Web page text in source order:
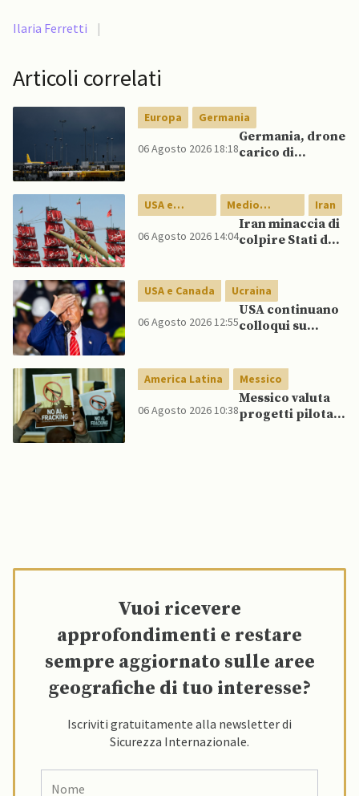
Ilaria Ferretti |
Articoli correlati
Europa Germania
06 Agosto 2026 18:18
Germania, drone
carico di
Interno:
“Potrebbe
esserci dietro un
attore statale”
USA e
Canada
Medio
Oriente
Iran
06 Agosto 2026 14:04
Iran minaccia di
colpire Stati del
USA e Canada Ucraina
06 Agosto 2026 12:55
USA continuano
colloqui su
Patriot in
Ucraina,
nonostante
dubbi di Trump,
America Latina Messico
06 Agosto 2026 10:38
Messico valuta
progetti pilota
Vuoi ricevere
approfondimenti e restare
sempre aggiornato sulle aree
geografiche di tuo interesse?
Iscriviti gratuitamente alla newsletter di
Sicurezza Internazionale.